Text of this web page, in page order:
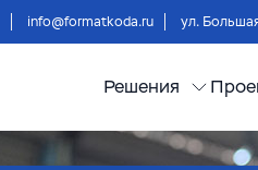
info@formatkoda.ru ул.
Решения